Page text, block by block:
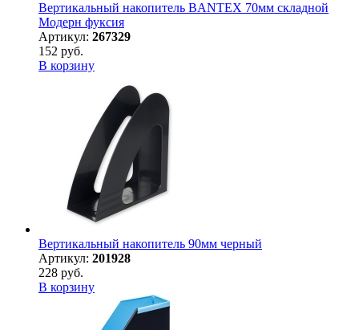
Вертикальный накопитель BANTEX 70мм складной
Модерн фуксия
Артикул: 267329
152 руб.
В корзину
Вертикальный накопитель 90мм черный
Артикул: 201928
228 руб.
В корзину